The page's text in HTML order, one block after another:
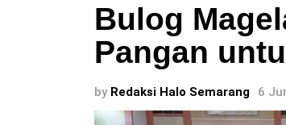
Bulog
Pangan
by Redaksi Halo Semarang 6